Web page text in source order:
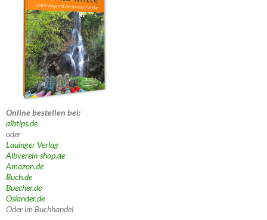
Online bestellen bei:
albtips.de
oder
Lauinger Verlag
Albverein-shop.de
Amazon.de
Buch.de
Buecher.de
Osiander.de
Oder im Buchhandel